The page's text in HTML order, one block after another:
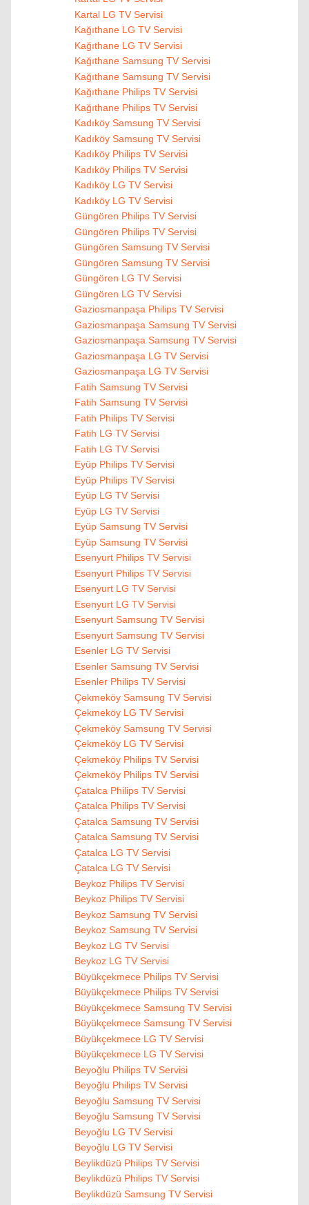
Kartal LG TV Servisi
Kağıthane LG TV Servisi
Kağıthane LG TV Servisi
Kağıthane Samsung TV Servisi
Kağıthane Samsung TV Servisi
Kağıthane Philips TV Servisi
Kağıthane Philips TV Servisi
Kadıköy Samsung TV Servisi
Kadıköy Samsung TV Servisi
Kadıköy Philips TV Servisi
Kadıköy Philips TV Servisi
Kadıköy LG TV Servisi
Kadıköy LG TV Servisi
Güngören Philips TV Servisi
Güngören Philips TV Servisi
Güngören Samsung TV Servisi
Güngören Samsung TV Servisi
Güngören LG TV Servisi
Güngören LG TV Servisi
Gaziosmanpaşa Philips TV Servisi
Gaziosmanpaşa Samsung TV Servisi
Gaziosmanpaşa Samsung TV Servisi
Gaziosmanpaşa LG TV Servisi
Gaziosmanpaşa LG TV Servisi
Fatih Samsung TV Servisi
Fatih Samsung TV Servisi
Fatih Philips TV Servisi
Fatih LG TV Servisi
Fatih LG TV Servisi
Eyüp Philips TV Servisi
Eyüp Philips TV Servisi
Eyüp LG TV Servisi
Eyüp LG TV Servisi
Eyüp Samsung TV Servisi
Eyüp Samsung TV Servisi
Esenyurt Philips TV Servisi
Esenyurt Philips TV Servisi
Esenyurt LG TV Servisi
Esenyurt LG TV Servisi
Esenyurt Samsung TV Servisi
Esenyurt Samsung TV Servisi
Esenler LG TV Servisi
Esenler Samsung TV Servisi
Esenler Philips TV Servisi
Çekmeköy Samsung TV Servisi
Çekmeköy LG TV Servisi
Çekmeköy Samsung TV Servisi
Çekmeköy LG TV Servisi
Çekmeköy Philips TV Servisi
Çekmeköy Philips TV Servisi
Çatalca Philips TV Servisi
Çatalca Philips TV Servisi
Çatalca Samsung TV Servisi
Çatalca Samsung TV Servisi
Çatalca LG TV Servisi
Çatalca LG TV Servisi
Beykoz Philips TV Servisi
Beykoz Philips TV Servisi
Beykoz Samsung TV Servisi
Beykoz Samsung TV Servisi
Beykoz LG TV Servisi
Beykoz LG TV Servisi
Büyükçekmece Philips TV Servisi
Büyükçekmece Philips TV Servisi
Büyükçekmece Samsung TV Servisi
Büyükçekmece Samsung TV Servisi
Büyükçekmece LG TV Servisi
Büyükçekmece LG TV Servisi
Beyoğlu Philips TV Servisi
Beyoğlu Philips TV Servisi
Beyoğlu Samsung TV Servisi
Beyoğlu Samsung TV Servisi
Beyoğlu LG TV Servisi
Beyoğlu LG TV Servisi
Beylikdüzü Philips TV Servisi
Beylikdüzü Philips TV Servisi
Beylikdüzü Samsung TV Servisi